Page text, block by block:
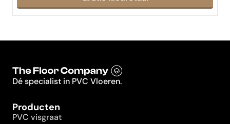
Dé specialist in PVC Vloeren.
Producten
PVC visgraat